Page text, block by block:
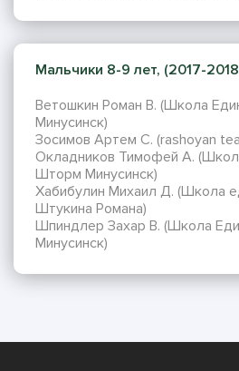
Мальчики 8-9 лет, (2017-2018
Ветошкин Роман В. (Школа
Минусинск)
Зосимов Артем С. (rashoyan
Окладников Тимофей А.
Шторм Минусинск)
Хабибулин Михаил Д. (Школа
Штукина Романа)
Шпиндлер Захар В. (Школа
Минусинск)